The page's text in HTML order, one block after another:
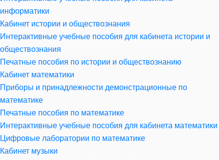
информатики
Кабинет истории и обществознания
Интерактивные учебные пособия для кабинета истории и
обществознания
Печатные пособия по истории и обществознанию
Кабинет математики
Приборы и принадлежности демонстрационные по
математике
Печатные пособия по математике
Интерактивные учебные пособия для кабинета математики
Цифровые лаборатории по математике
Кабинет музыки